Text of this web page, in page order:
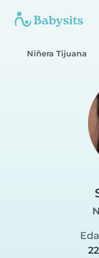
Niñera Tijuana
22